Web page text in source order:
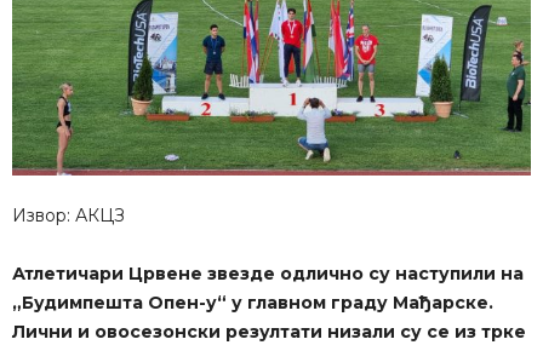
Извор: АКЦЗ
Атлетичари Црвене звезде одлично су наступили на
„Будимпешта Опен-у“ у главном граду Мађарске.
Лични и овосезонски резултати низали су се из трке